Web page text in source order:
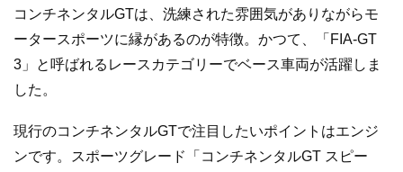
コンチネンタルGTは、洗練された雰囲気がありながらモ
ータースポーツに縁があるのが特徴。かつて、「FIA-GT
3」と呼ばれるレースカテゴリーでベース車両が活躍しま
した。
現行のコンチネンタルGTで注目したいポイントはエンジ
ンです。スポーツグレード「コンチネンタルGT スピー